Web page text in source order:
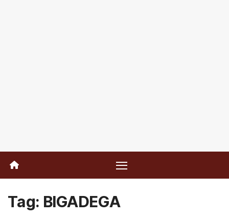
Tag: BIGADEGA